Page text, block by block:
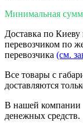
Минимальная
Доставка по
перевозчиком по
перевозчика (см.
Все товары с
доставляются
В нашей компании
денежных средств.